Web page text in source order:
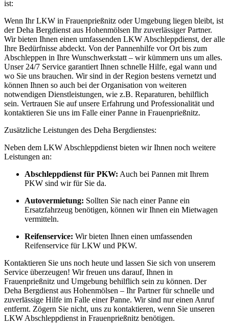
ist:
Wenn Ihr LKW in Frauenprießnitz oder Umgebung liegen bleibt, ist
der Deha Bergdienst aus Hohenmölsen Ihr zuverlässiger Partner.
Wir bieten Ihnen einen umfassenden LKW Abschleppdienst, der alle
Ihre Bedürfnisse abdeckt. Von der Pannenhilfe vor Ort bis zum
Abschleppen in Ihre Wunschwerkstatt – wir kümmern uns um alles.
Unser 24/7 Service garantiert Ihnen schnelle Hilfe, egal wann und
wo Sie uns brauchen. Wir sind in der Region bestens vernetzt und
können Ihnen so auch bei der Organisation von weiteren
notwendigen Dienstleistungen, wie z.B. Reparaturen, behilflich
sein. Vertrauen Sie auf unsere Erfahrung und Professionalität und
kontaktieren Sie uns im Falle einer Panne in Frauenprießnitz.
Zusätzliche Leistungen des Deha Bergdienstes:
Neben dem LKW Abschleppdienst bieten wir Ihnen noch weitere
Leistungen an:
Abschleppdienst für PKW: Auch bei Pannen mit Ihrem
PKW sind wir für Sie da.
Autovermietung: Sollten Sie nach einer Panne ein
Ersatzfahrzeug benötigen, können wir Ihnen ein Mietwagen
vermitteln.
Reifenservice: Wir bieten Ihnen einen umfassenden
Reifenservice für LKW und PKW.
Kontaktieren Sie uns noch heute und lassen Sie sich von unserem
Service überzeugen! Wir freuen uns darauf, Ihnen in
Frauenprießnitz und Umgebung behilflich sein zu können. Der
Deha Bergdienst aus Hohenmölsen – Ihr Partner für schnelle und
zuverlässige Hilfe im Falle einer Panne. Wir sind nur einen Anruf
entfernt. Zögern Sie nicht, uns zu kontaktieren, wenn Sie unseren
LKW Abschleppdienst in Frauenprießnitz benötigen.